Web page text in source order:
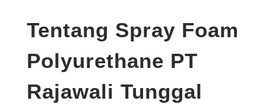
Tentang Spray Foam
Polyurethane PT
Rajawali Tunggal